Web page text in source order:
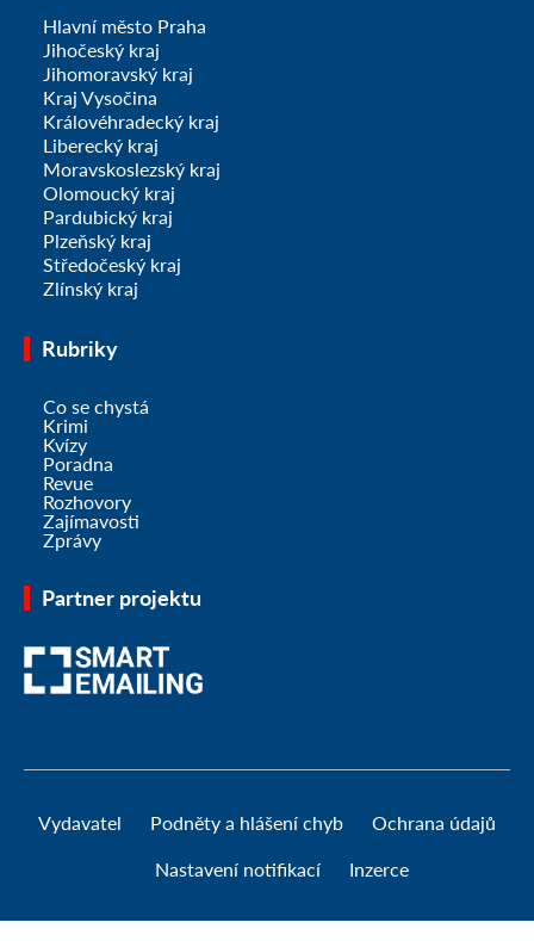
Hlavní město Praha
Jihočeský kraj
Jihomoravský kraj
Kraj Vysočina
Královéhradecký kraj
Liberecký kraj
Moravskoslezský kraj
Olomoucký kraj
Pardubický kraj
Plzeňský kraj
Středočeský kraj
Zlínský kraj
Rubriky
Co se chystá
Krimi
Kvízy
Poradna
Revue
Rozhovory
Zajímavosti
Zprávy
Partner projektu
Vydavatel Podněty a hlášení chyb Ochrana údajů
Nastavení notifikací Inzerce